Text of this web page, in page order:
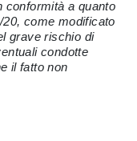
conformità a quanto
come modificato
grave rischio di
condotte
il fatto non